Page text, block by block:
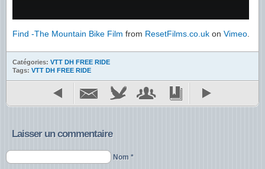
Find -The Mountain Bike Film from ResetFilms.co.uk on Vimeo
Catégories: VTT DH FREE RIDE
Tags: VTT DH FREE RIDE
Laisser un commentaire
Nom *